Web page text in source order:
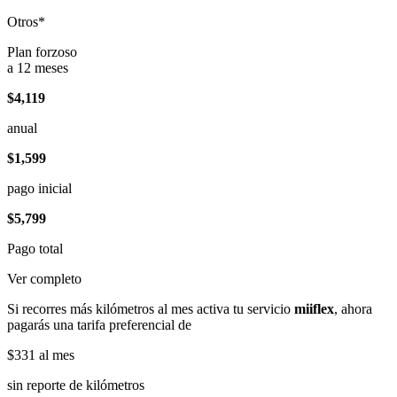
Otros*
Plan forzoso
a 12 meses
$4,119
anual
$1,599
pago inicial
$5,799
Pago total
Ver completo
Si recorres más kilómetros al mes activa tu servicio miiflex, ahora
pagarás una tarifa preferencial de
$331 al mes
sin reporte de kilómetros